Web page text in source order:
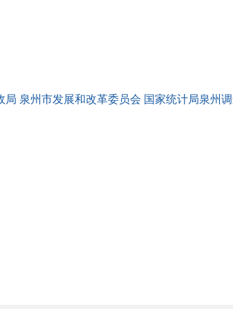
局 泉州市发展和改革委员会 国家统计局泉州